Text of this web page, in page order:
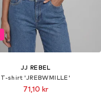
JJ REBEL
T-shirt 'JREBWMILLE'
71,10 kr